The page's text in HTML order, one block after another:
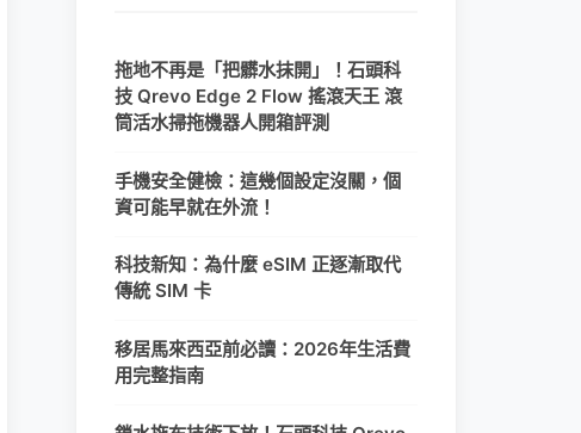
拖地不再是「把髒水抹開」！石頭科
技 Qrevo Edge 2 Flow 搖滾天王 滾
筒活水掃拖機器人開箱評測
手機安全健檢：這幾個設定沒關，個
資可能早就在外流！
科技新知：為什麼 eSIM 正逐漸取代
傳統 SIM 卡
移居馬來西亞前必讀：2026年生活費
用完整指南